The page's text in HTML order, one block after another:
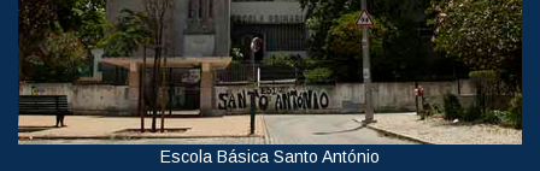
Escola Básica Santo António